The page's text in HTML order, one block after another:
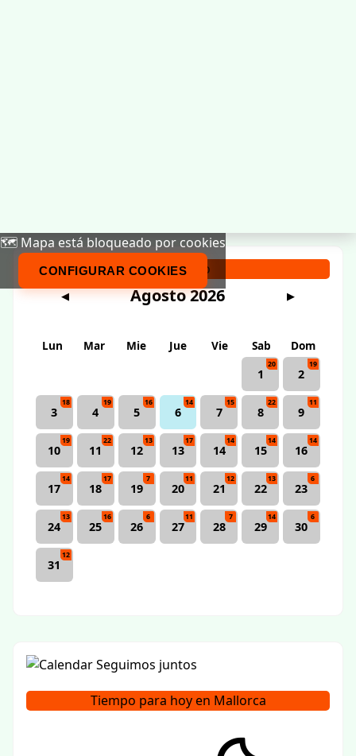
🗺️ Mapa está bloqueado por cookies
CONFIGURAR COOKIES
Calendario
◀ Agosto 2026 ▶
Lun Mar Mie Jue Vie Sab
Dom
1
20
2
19
3
18
4
19
5
16
6
14
7
15
8
22
9
11
10
19
11
22
12
13
13
17
14
14
15
14
16
14
17
14
18
17
19
7
20
11
21
12
22
13
23
6
24
13
25
16
26
6
27
11
28
7
29
14
30
6
31
12
Tiempo para hoy en Mallorca